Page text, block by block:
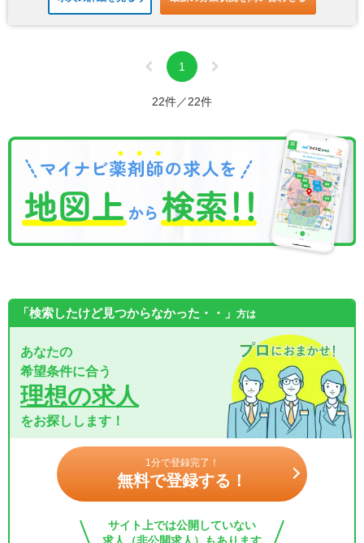
1
22件／22件
「検索したけど見つからなかった・・」 方は
あなたの
希望条件に合う
理想の求人
をお探しします！
1分で登録完了！
無料で登録する！
サイト上では公開していない